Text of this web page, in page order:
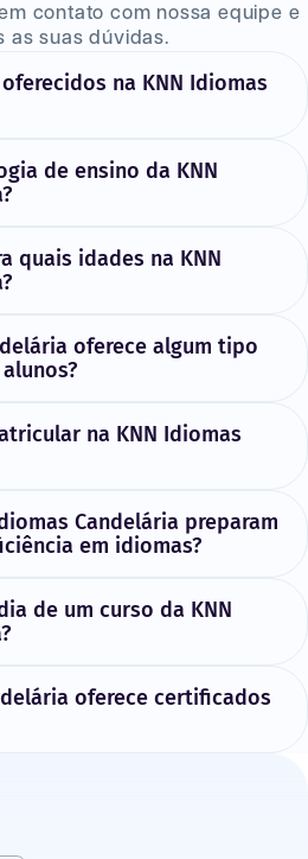
contato com nossa equipe e
as suas dúvidas.
na KNN Idiomas
de ensino da KNN
quais idades na KNN
oferece algum tipo
na KNN Idiomas
Candelária preparam
em idiomas?
de um curso da KNN
oferece certificados